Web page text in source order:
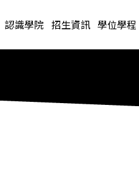
認識學院 招生資訊 學位學程